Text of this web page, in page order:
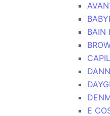
BAIN
E